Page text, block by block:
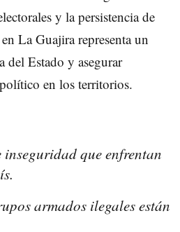
y la persistencia de
La Guajira representa un
del Estado y asegurar
en los territorios.
que enfrentan
armados ilegales están